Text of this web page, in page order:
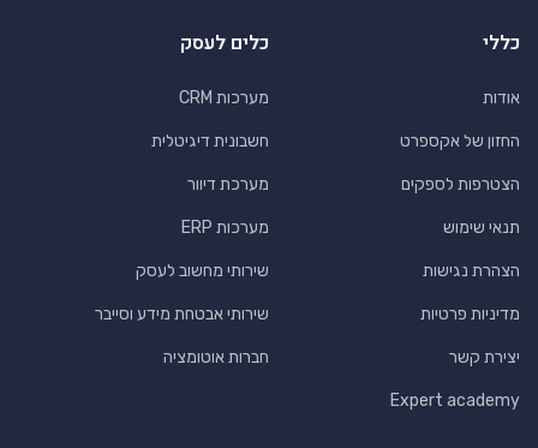
כללי
אודות
החזון של אקספרט
הצטרפות לספקים
תנאי שימוש
הצהרת נגישות
מדיניות פרטיות
יצירת קשר
Expert academy
כלים לעסק
מערכות CRM
חשבונית דיגיטלית
מערכת דיוור
מערכות ERP
שירותי מחשוב לעסק
שירותי אבטחת מידע וסייבר
חברות אוטומציה